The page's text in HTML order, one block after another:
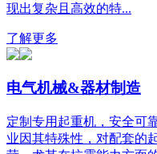
现出复杂且高效的特...
了解更多
电气机械&器材制造
定制专用起重机，安全可
业因其特殊性，对配套的